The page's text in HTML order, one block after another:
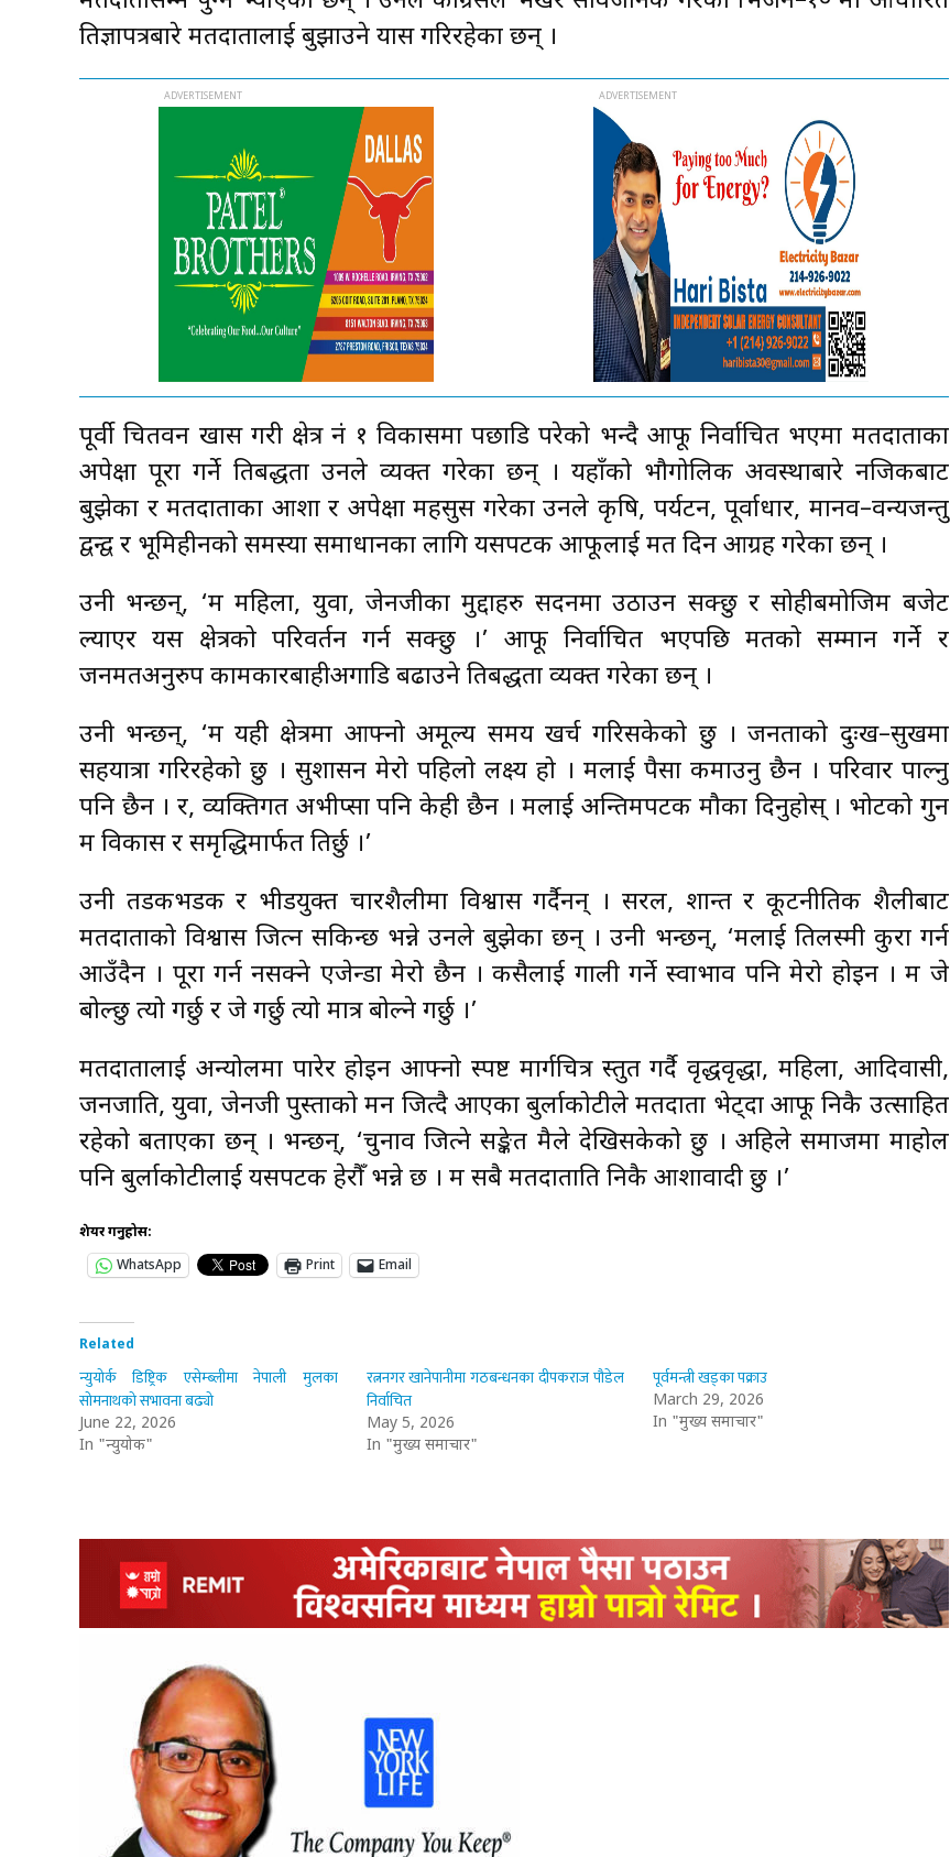
प्रतिज्ञापत्रबारे मतदातालाई बुझाउने प्रयास गरिरहेका छन् ।
पूर्वी चितवन खास गरी क्षेत्र नं १ विकासमा पछाडि परेको भन्दै आफू निर्वाचित भएमा मतदाताका
अपेक्षा पूरा गर्ने प्रतिबद्धता उनले व्यक्त गरेका छन् । यहाँको भौगोलिक अवस्थाबारे नजिकबाट
बुझेका र मतदाताका आशा र अपेक्षा महसुस गरेका उनले कृषि, पर्यटन, पूर्वाधार, मानव–वन्यजन्तु
द्वन्द्व र भूमिहीनको समस्या समाधानका लागि यसपटक आफूलाई मत दिन आग्रह गरेका छन् ।
उनी भन्छन्, ‘म महिला, युवा, जेनजीका मुद्दाहरु सदनमा उठाउन सक्छु र सोहीबमोजिम बजेट
ल्याएर यस क्षेत्रको परिवर्तन गर्न सक्छु ।’ आफू निर्वाचित भएपछि मतको सम्मान गर्ने र
जनमतअनुरुप कामकारबाहीअगाडि बढाउने प्रतिबद्धता व्यक्त गरेका छन् ।
उनी भन्छन्, ‘म यही क्षेत्रमा आफ्नो अमूल्य समय खर्च गरिसकेको छु । जनताको दुःख–सुखमा
सहयात्रा गरिरहेको छु । सुशासन मेरो पहिलो लक्ष्य हो । मलाई पैसा कमाउनु छैन । परिवार पाल्नु
पनि छैन । र, व्यक्तिगत अभीप्सा पनि केही छैन । मलाई अन्तिमपटक मौका दिनुहोस् । भोटको गुन
म विकास र समृद्धिमार्फत तिर्छु ।’
उनी तडकभडक र भीडयुक्त प्रचारशैलीमा विश्वास गर्दैनन् । सरल, शान्त र कूटनीतिक शैलीबाट
मतदाताको विश्वास जित्न सकिन्छ भन्ने उनले बुझेका छन् । उनी भन्छन्, ‘मलाई तिलस्मी कुरा गर्न
आउँदैन । पूरा गर्न नसक्ने एजेन्डा मेरो छैन । कसैलाई गाली गर्ने स्वाभाव पनि मेरो होइन । म जे
बोल्छु त्यो गर्छु र जे गर्छु त्यो मात्र बोल्ने गर्छु ।’
मतदातालाई अन्योलमा पारेर होइन आफ्नो स्पष्ट मार्गचित्र प्रस्तुत गर्दै वृद्धवृद्धा, महिला, आदिवासी,
जनजाति, युवा, जेनजी पुस्ताको मन जित्दै आएका बुर्लाकोटीले मतदाता भेट्दा आफू निकै उत्साहित
रहेको बताएका छन् । भन्छन्, ‘चुनाव जित्ने सङ्केत मैले देखिसकेको छु । अहिले समाजमा माहोल
पनि बुर्लाकोटीलाई यसपटक हेरौँ भन्ने छ । म सबै मतदाताप्रति निकै आशावादी छु ।’
शेयर गर्नुहोस:
WhatsApp
Print Email
Related
न्युयोर्क डिष्ट्रिक एसेम्ब्लीमा नेपाली मुलका
सोमनाथको सभावना बढ्यो
June 22, 2026
In "न्युयोर्क"
रत्ननगर खानेपानीमा गठबन्धनका दीपकराज पौडेल
निर्वाचित
May 5, 2026
In "मुख्य समाचार"
पूर्वमन्त्री खड्का पक्राउ
March 29, 2026
In "मुख्य समाचार"